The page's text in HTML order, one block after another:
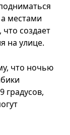
местами
создает
на улице.
что ночью
градусов,